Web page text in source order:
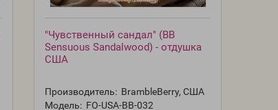
"Чувственный сандал" (BB
Sensuous Sandalwood) - отдушка
США
Производитель: BrambleBerry, США
Модель: FO-USA-BB-032